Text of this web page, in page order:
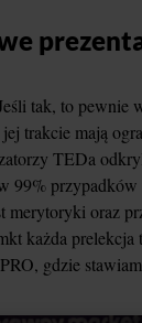
tak, to pewnie
trakcie mają
TEDa
99% przypadków
merytoryki oraz
każda
gdzie